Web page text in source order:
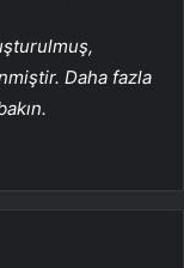
Daha fazla